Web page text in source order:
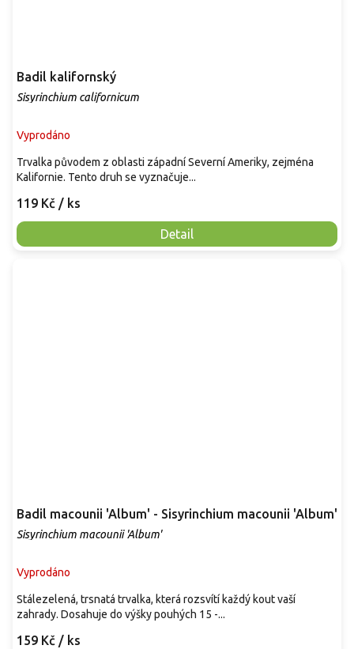
Badil kalifornský
Sisyrinchium californicum
Vyprodáno
119 Kč / ks
Detail
Trvalka původem z oblasti západní Severní Ameriky, zejména
Kalifornie. Tento druh se vyznačuje...
Badil macounii 'Album' - Sisyrinchium macounii 'Album'
Sisyrinchium macounii 'Album'
Vyprodáno
159 Kč / ks
Stálezelená, trsnatá trvalka, která rozsvítí každý kout vaší
zahrady. Dosahuje do výšky pouhých 15 -...